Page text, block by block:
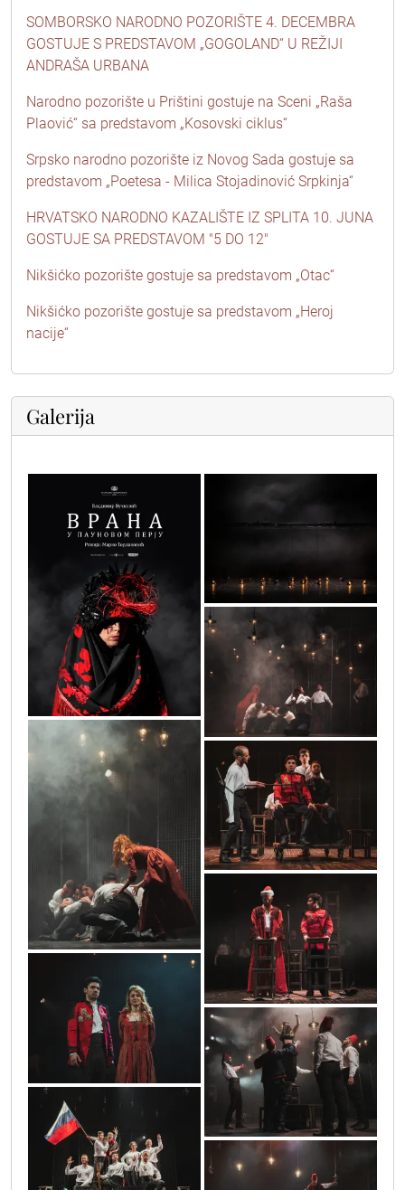
SOMBORSKO NARODNO POZORIŠTE 4. DECEMBRA
GOSTUJE S PREDSTAVOM „GOGOLAND“ U REŽIJI
ANDRAŠA URBANA
Narodno pozorište u Prištini gostuje na Sceni „Raša
Plaović“ sa predstavom „Kosovski ciklus“
Srpsko narodno pozorište iz Novog Sada gostuje sa
predstavom „Poetesa - Milica Stojadinović Srpkinja“
HRVATSKO NARODNO KAZALIŠTE IZ SPLITA 10. JUNA
GOSTUJE SA PREDSTAVOM "5 DO 12"
Nikšićko pozorište gostuje sa predstavom „Otac“
Nikšićko pozorište gostuje sa predstavom „Heroj
nacije“
Galerija
vrana_u_paunovom_perju_plakat
vrane_c1_0022
vrane_c1_0029_2
vrane_c1_0102
vrane_c1_0113
vrane_c1_0261
vrane_c1_0317
vrane_c1_0411_2